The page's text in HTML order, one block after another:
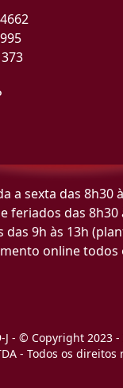
a sexta das 8h30
feriados das 8h30
das 9h às 13h
online todos
J - © Copyright 2023
- Todos os direitos